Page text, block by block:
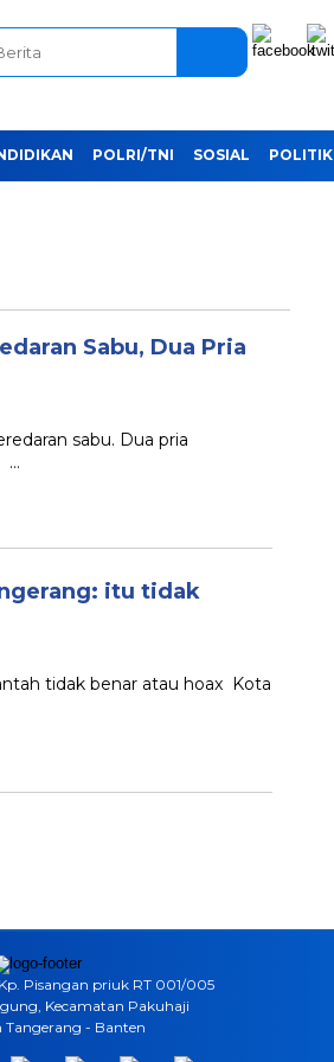
POLRI/TNI SOSIAL POLITIK
Sabu, Dua Pria
sabu. Dua pria
…
itu tidak
tidak benar atau hoax ‎ ‎Kota
Pisangan priuk RT 001/005
Kecamatan Pakuhaji
Tangerang - Banten